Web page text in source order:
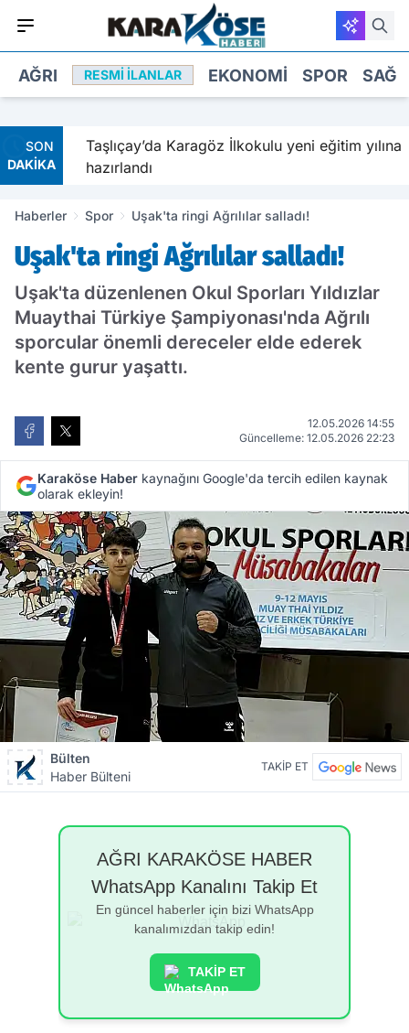
AĞRI RESMI İLANLAR EKONOMI SPOR
SON
DAKİKA
Taşlıçay’da Karagöz İlkokulu yeni eğitim yılına
hazırlandı
Haberler Spor Uşak'ta ringi Ağrılılar salladı!
Uşak'ta ringi Ağrılılar salladı!
Uşak'ta düzenlenen Okul Sporları Yıldızlar
Muaythai Türkiye Şampiyonası'nda Ağrılı
sporcular önemli dereceler elde ederek
kente gurur yaşattı.
12.05.2026 14:55
Güncelleme: 12.05.2026 22:23
Karaköse Haber kaynağını Google'da tercih edilen kaynak
olarak ekleyin!
Bülten
Haber Bülteni
TAKİP ET
AĞRI KARAKÖSE HABER
WhatsApp Kanalını Takip Et
En güncel haberler için bizi WhatsApp
kanalımızdan takip edin!
TAKİP ET